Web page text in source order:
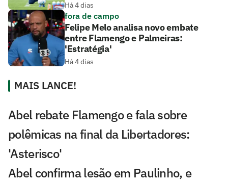
Há 4 dias
fora de campo
Felipe Melo analisa novo embate
entre Flamengo e Palmeiras:
'Estratégia'
Há 4 dias
MAIS LANCE!
Abel rebate Flamengo e fala sobre
polêmicas na final da Libertadores:
'Asterisco'
Abel confirma lesão em Paulinho, e